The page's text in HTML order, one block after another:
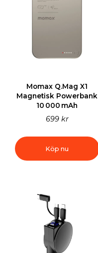
Momax Q.Mag X1
Magnetisk Powerbank
10 000 mAh
699 kr
Köp nu